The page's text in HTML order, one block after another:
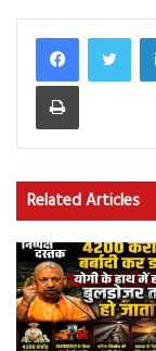
Print
Related Articles